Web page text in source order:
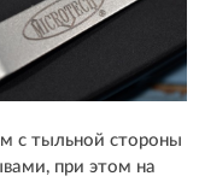
с тыльной стороны
при этом на